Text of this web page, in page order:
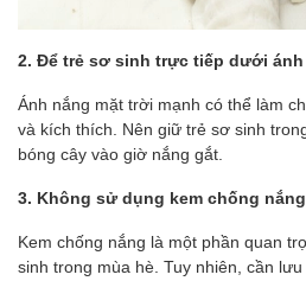
2. Để trẻ sơ sinh trực tiếp dưới
Ánh nắng mặt trời mạnh có thể làm
và kích thích. Nên giữ trẻ sơ sinh
bóng cây vào giờ nắng gắt.
3. Không sử dụng kem chống nắng
Kem chống nắng là một phần quan
sinh trong mùa hè. Tuy nhiên, cần